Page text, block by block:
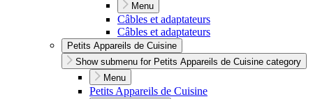
Menu
Câbles et adaptateurs
Câbles et adaptateurs
Petits Appareils de Cuisine
Show submenu for Petits Appareils de Cuisine category
Menu
Petits Appareils de Cuisine